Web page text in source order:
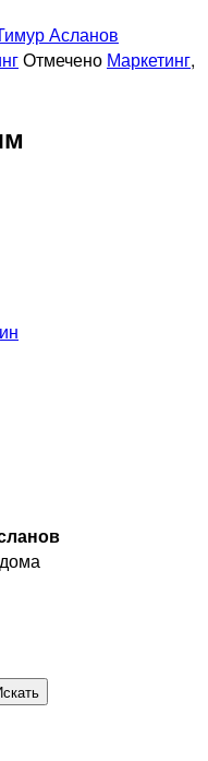
Асланов
Отмечено Маркетинг,